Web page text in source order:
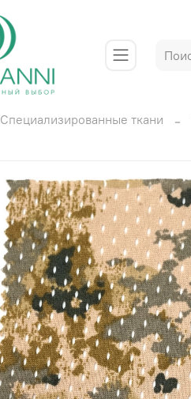
Специализированные ткани